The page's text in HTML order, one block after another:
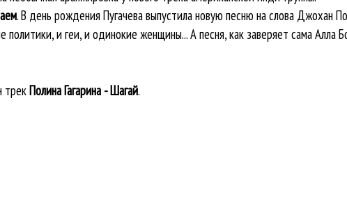
. В день рождения Пугачева выпустила новую песню на слова Джохан
политики, и геи, и одинокие женщины... А песня, как заверяет сама Алла
трекПолина Гагарина - Шагай.